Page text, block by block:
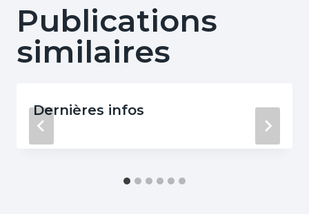
Publications
similaires
Dernières infos